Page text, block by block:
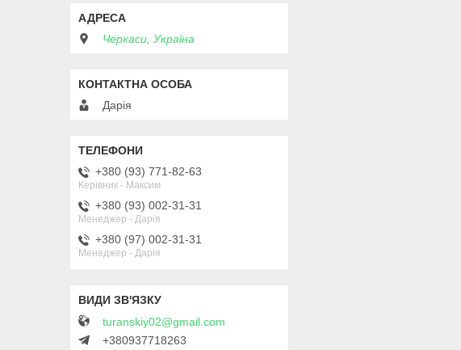
Черкаси, Україна
Дарія
+380 (93) 771-82-63
Керівник - Максим
+380 (93) 002-31-31
Менеджер - Дарія
+380 (97) 002-31-31
Менеджер - Дарія
turanskiy02@gmail.com
+380937718263